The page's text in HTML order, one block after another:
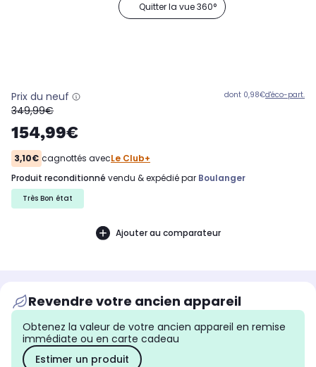
Quitter la vue 360°
Prix du neuf
oldPrice
349,99€
154,99€
dont 0,98€d'éco-part.
3,10€ cagnottés avecLe Club+
produit reconditionné vendu & expédié par Boulanger
Très Bon état
Ajouter au comparateur
Revendre votre ancien appareil
Obtenez la valeur de votre ancien appareil en remise
immédiate ou en carte cadeau
Estimer un produit